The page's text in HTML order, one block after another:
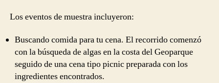
Los eventos de muestra incluyeron:
Buscando comida para tu cena. El recorrido comenzó
con la búsqueda de algas en la costa del Geoparque
seguido de una cena tipo picnic preparada con los
ingredientes encontrados.